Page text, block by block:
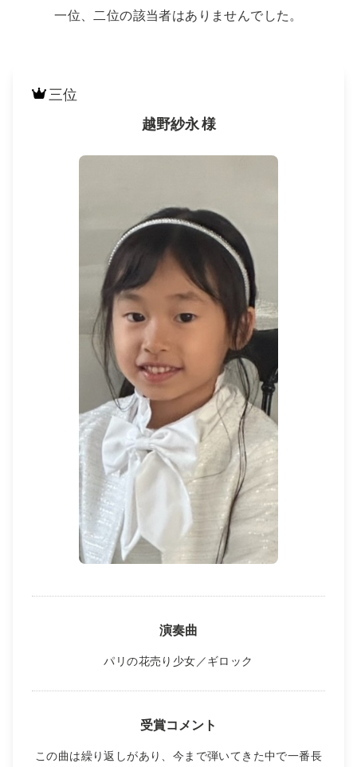
一位、二位の該当者はありませんでした。
三位
越野紗永 様
演奏曲
パリの花売り少女／ギロック
受賞コメント
この曲は繰り返しがあり、今まで弾いてきた中で一番長